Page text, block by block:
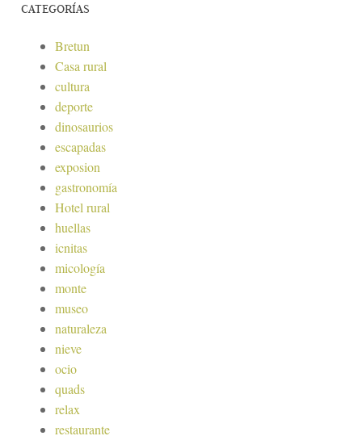
CATEGORÍAS
Bretun
Casa rural
cultura
deporte
dinosaurios
escapadas
exposion
gastronomía
Hotel rural
huellas
icnitas
micología
monte
museo
naturaleza
nieve
ocio
quads
relax
restaurante